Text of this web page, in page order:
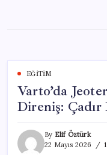
content
EĞITIM
Varto’da
Direniş:
By Elif Öztürk
22 Mayıs 2026